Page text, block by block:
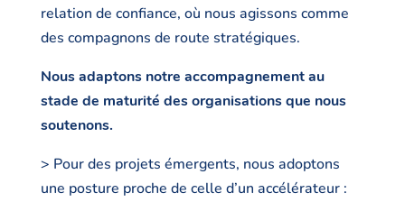
relation de confiance, où nous agissons comme
des compagnons de route stratégiques.
Nous adaptons notre accompagnement au
stade de maturité des organisations que nous
soutenons.
> Pour des projets émergents, nous adoptons
une posture proche de celle d’un accélérateur :